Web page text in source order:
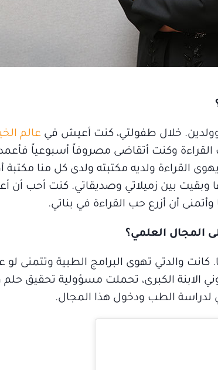
خلال طفولتي، كنت أعيش في عالم
وكنت أتقاضى مصروفاً أسبوعياً
القراءة ولديه مكتبته ولدى كل منا مكتبة
وبقيت بين زميلاتي وصديقاتي. كنت أحب
أن أزرع حب القراءة في بناتي.
المجال العلمي؟
والدتي تهوى البرامج الطبية وتتمنى
الكبرى، تحملت مسؤولية تحقيق حلم
لدراسة الطب ودخول هذا المجال.